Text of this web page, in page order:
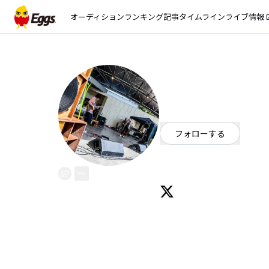
オーディションランキング記事タイムラインライブ情報
フォローする